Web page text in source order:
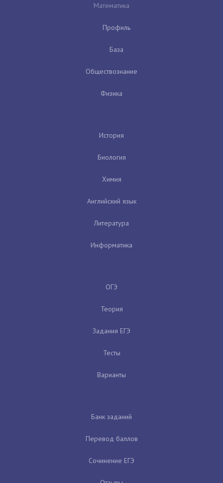
Математика
Профиль
База
Обществознание
Физика
История
Биология
Химия
Английский язык
Литература
Информатика
ОГЭ
Теория
Задания ЕГЭ
Тесты
Варианты
Банк заданий
Перевод баллов
Сочинение ЕГЭ